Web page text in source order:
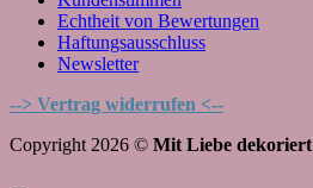
Echtheit von Bewertungen
Haftungsausschluss
Newsletter
--> Vertrag widerrufen <--
Copyright 2026 © Mit Liebe dekoriert